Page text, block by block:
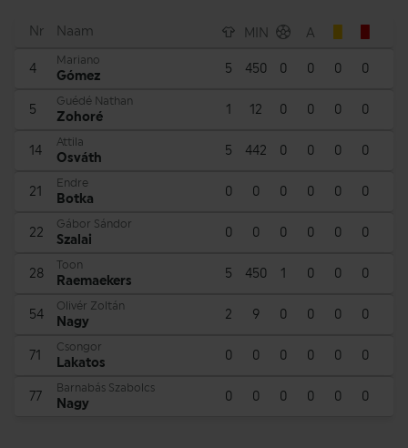
Nr Naam MIN A
4
Mariano
Gómez 5 450 0 0 0 0
5
Guédé Nathan
Zohoré 1 12 0 0 0 0
14
Attila
Osváth 5 442 0 0 0 0
21
Endre
Botka 0 0 0 0 0 0
22
Gábor Sándor
Szalai 0 0 0 0 0 0
28
Toon
Raemaekers 5 450 1 0 0 0
54
Olivér Zoltán
Nagy 2 9 0 0 0 0
71
Csongor
Lakatos 0 0 0 0 0 0
77
Barnabás Szabolcs
Nagy 0 0 0 0 0 0